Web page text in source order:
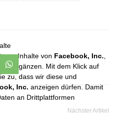
Inhalte von Facebook, Inc.,
ergänzen. Mit dem Klick auf
zu, dass wir diese und
Inc. anzeigen dürfen. Damit
an Drittplattformen
Nächster Artikel